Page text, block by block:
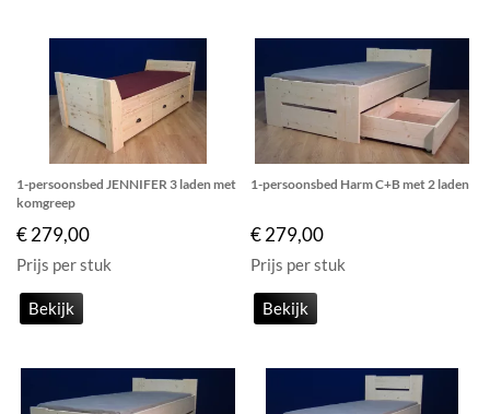
1-persoonsbed JENNIFER 3 laden met
komgreep
€ 279,00
Prijs per stuk
Bekijk
1-persoonsbed Harm C+B met 2 laden
€ 279,00
Prijs per stuk
Bekijk